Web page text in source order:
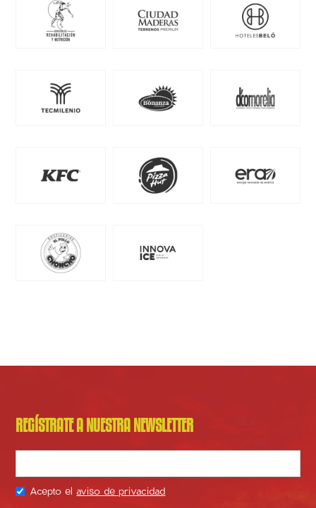
REGÍSTRATE A NUESTRA NEWSLETTER
Acepto el aviso de privacidad